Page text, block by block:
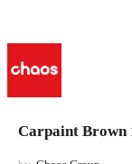
Carpaint Brown